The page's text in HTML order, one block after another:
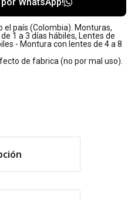
el país (Colombia). Monturas,
1 a 3 días hábiles, Lentes de
- Montura con lentes de 4 a 8
de fabrica (no por mal uso).